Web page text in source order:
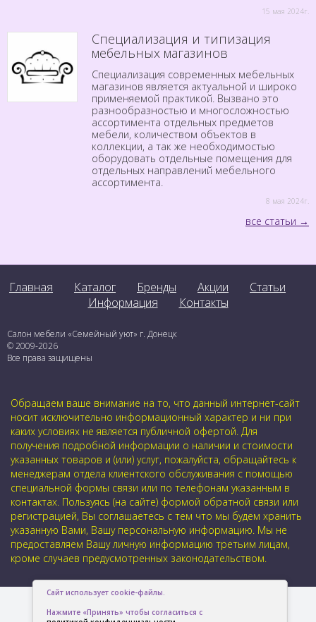
15 мая 2024г.
Специализация и типизация
мебельных магазинов
Специализация современных мебельных
магазинов является актуальной и широко
применяемой практикой. Вызвано это
разнообразностью и многосложностью
ассортимента отдельных предметов
мебели, количеством объектов в
коллекции, а так же необходимостью
оборудовать отдельные помещения для
отдельных направлений мебельного
ассортимента.
8 мая 2024г.
все статьи
Главная Каталог Бренды Акции
Статьи
Информация
Контакты
Салон мебели «Семейный уют» г. Донецк
© 2009-2026
Все права защищены
Обращаем ваше внимание на то, что данный интернет-сайт
носит исключительно информационный характер и ни при
каких условиях не является публичной офертой. Для
получения подробной информации о наличии и стоимости
указанных товаров и (или) услуг, пожалуйста, обращайтесь к
менеджерам отдела клиентского обслуживания с помощью
специальной формы связи или по телефонам указанным в
контактах. Пользуясь (на сайте) формой обратной связи или
регистрацией, Вы соглашаетесь с тем что мы будем хранить
указанную Вами, Вашу персональную информацию. Мы не
предоставляем Вашу личную информацию третьим лицам,
кроме случаев предусмотренных законодательством.
Сайт использует cookie-файлы.
Нажмите «Принять» чтобы согласиться с